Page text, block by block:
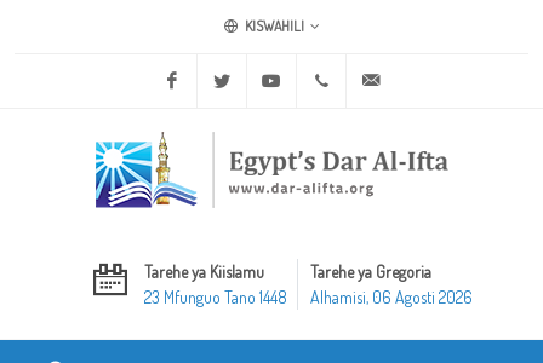
KISWAHILI
Facebook Twitter Youtube +20 2 25970400
Tarehe ya Kiislamu
23 Mfunguo Tano 1448
Tarehe ya Gregoria
Alhamisi, 06 Agosti 2026